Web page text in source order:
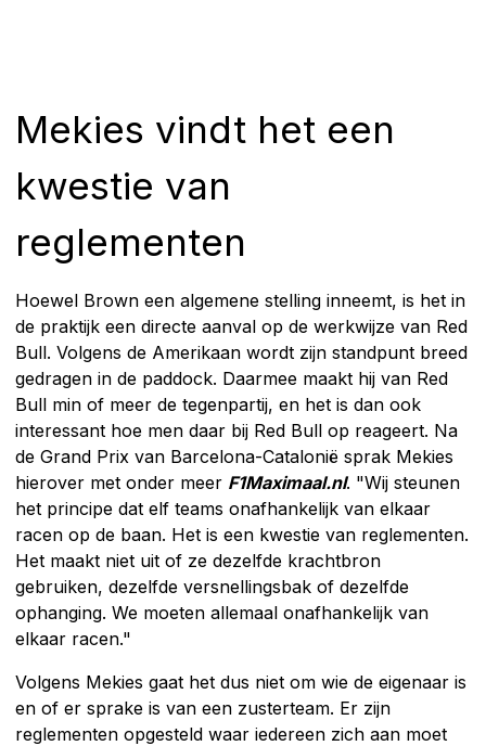
Mekies vindt het een
kwestie van
reglementen
Hoewel Brown een algemene stelling inneemt, is het in
de praktijk een directe aanval op de werkwijze van Red
Bull. Volgens de Amerikaan wordt zijn standpunt breed
gedragen in de paddock. Daarmee maakt hij van Red
Bull min of meer de tegenpartij, en het is dan ook
interessant hoe men daar bij Red Bull op reageert. Na
de Grand Prix van Barcelona-Catalonië sprak Mekies
hierover met onder meer F1Maximaal.nl. "Wij steunen
het principe dat elf teams onafhankelijk van elkaar
racen op de baan. Het is een kwestie van reglementen.
Het maakt niet uit of ze dezelfde krachtbron
gebruiken, dezelfde versnellingsbak of dezelfde
ophanging. We moeten allemaal onafhankelijk van
elkaar racen."
Volgens Mekies gaat het dus niet om wie de eigenaar is
en of er sprake is van een zusterteam. Er zijn
reglementen opgesteld waar iedereen zich aan moet